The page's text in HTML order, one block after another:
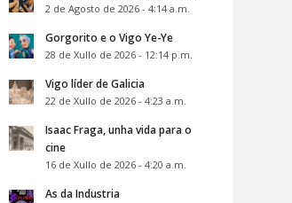
2 de Agosto de 2026 - 4:14 a.m.
Gorgorito e o Vigo Ye-Ye
28 de Xullo de 2026 - 12:14 p.m.
Vigo líder de Galicia
22 de Xullo de 2026 - 4:23 a.m.
Isaac Fraga, unha vida para o
cine
16 de Xullo de 2026 - 4:20 a.m.
As da Industria